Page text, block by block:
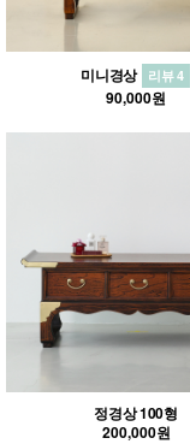
미니경상 리뷰 4
90,000원
정경상 100형
200,000원